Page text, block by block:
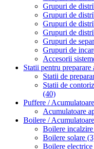
Grupuri de
Grupuri de
Grupuri de
Grupuri de
Grupuri de
Grupuri de
Accesorii
Statii pentru preparare
Statii de
Statii de
(40)
Puffere /
Acumulatoare
Boilere /
Boilere
Boilere solare
Boilere electrice